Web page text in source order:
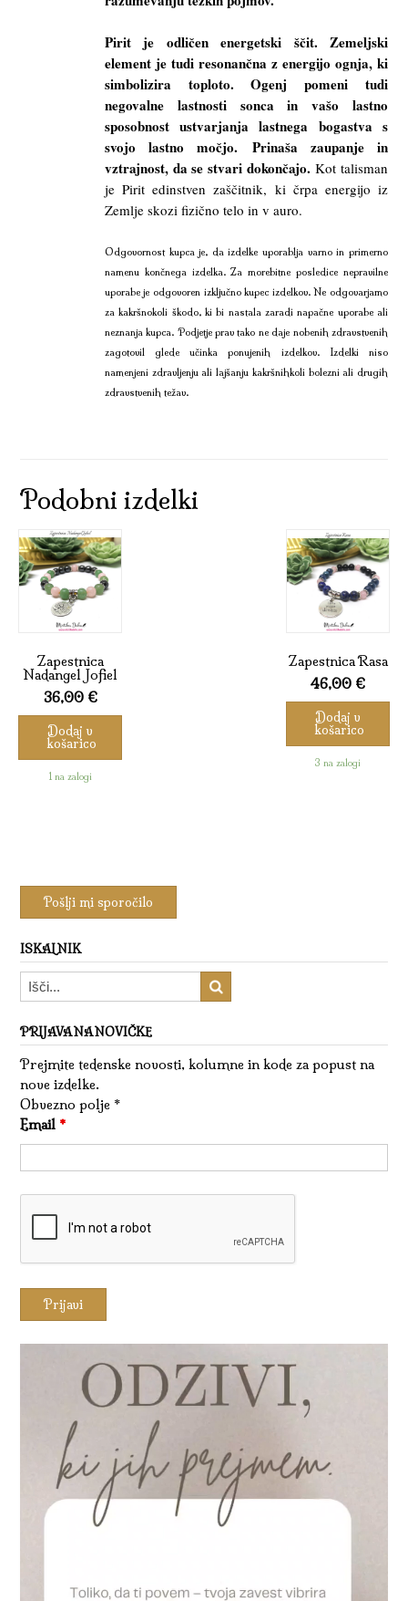
Pirit je odličen energetski ščit. Zemeljski
element je tudi resonančna z energijo ognja, ki
simbolizira toploto. Ogenj pomeni tudi
negovalne lastnosti sonca in vašo lastno
sposobnost ustvarjanja lastnega bogastva s
svojo lastno močjo. Prinaša zaupanje in
vztrajnost, da se stvari dokončajo.Kot talisman
je Pirit edinstven zaščitnik, ki črpa energijo iz
Zemlje skozi fizično telo in v auro.
Odgovornost kupca je, da izdelke uporablja varno in primerno
namenu končnega izdelka. Za morebitne posledice nepravilne
uporabe je odgovoren izključno kupec izdelkov. Ne odgovarjamo
za kakršnokoli škodo, ki bi nastala zaradi napačne uporabe ali
neznanja kupca. Podjetje prav tako ne daje nobenih zdravstvenih
zagotovil glede učinka ponujenih izdelkov. Izdelki niso
namenjeni zdravljenju ali lajšanju kakršnihkoli bolezni ali drugih
zdravstvenih težav.
Podobni izdelki
Zapestnica
Nadangel Jofiel
36,00 €
Dodaj v
košarico
1 na zalogi
Zapestnica Rasa
46,00 €
Dodaj v
košarico
3 na zalogi
ISKALNIK
PRIJAVA NA NOVIČKE
Prejmite tedenske novosti, kolumne in kode za popust na
nove izdelke.
Obvezno polje *
Email *